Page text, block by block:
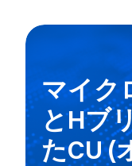
マイク
とHブ
たCU (